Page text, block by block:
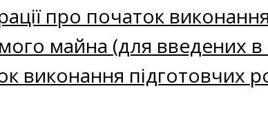
про початок
майна (для введених в
виконання підготовчих